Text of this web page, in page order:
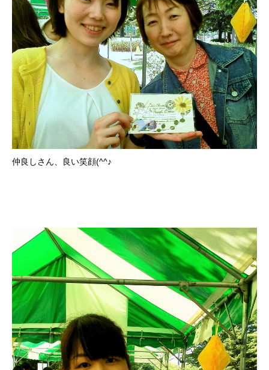
仲良しさん、良い笑顔(^^♪